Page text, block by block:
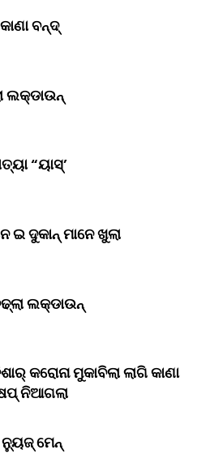
ବନ୍ଦ୍‌
ଲକ୍‌ଡାଉନ୍‌
“ୟାସ୍‌’
ଇ ଦୁକାନ୍ ମାନେ ଖୁଲା
ଲକ୍‌ଡାଉନ୍‌
କରୋନା ମୁକାବିଲା ଲାଗି କାଣା
ନିଆଗଲା
ମେନ୍